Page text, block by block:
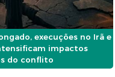
execuções no Irã e
impactos
do conflito